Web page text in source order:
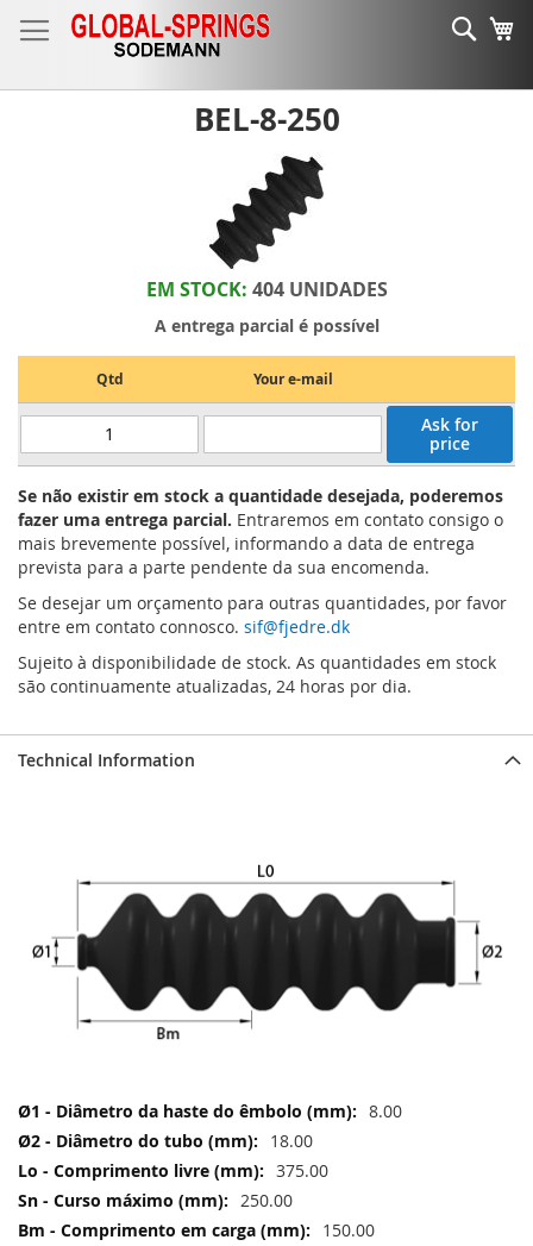
para
BEL-8-250
EM STOCK: 404 UNIDADES
A entrega parcial é possível
Qtd Your e-mail
Ask for
price
Se não existir em stock a quantidade desejada, poderemos
fazer uma entrega parcial. Entraremos em contato consigo o
mais brevemente possível, informando a data de entrega
prevista para a parte pendente da sua encomenda.
Se desejar um orçamento para outras quantidades, por favor
entre em contato connosco. sif@fjedre.dk
Sujeito à disponibilidade de stock. As quantidades em stock
são continuamente atualizadas, 24 horas por dia.
Technical Information
Mais
informação
8.00
18.00
375.00
250.00
150.00